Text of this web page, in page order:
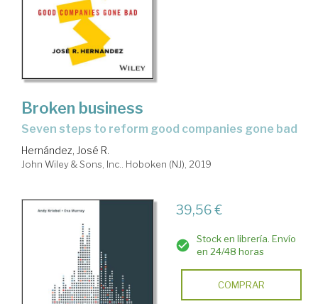
Broken business
seven steps to reform good companies gone bad
Hernández, José R.
John Wiley & Sons, Inc.. Hoboken (NJ), 2019
39,56 €
Stock en librería. Envío
en 24/48 horas
COMPRAR